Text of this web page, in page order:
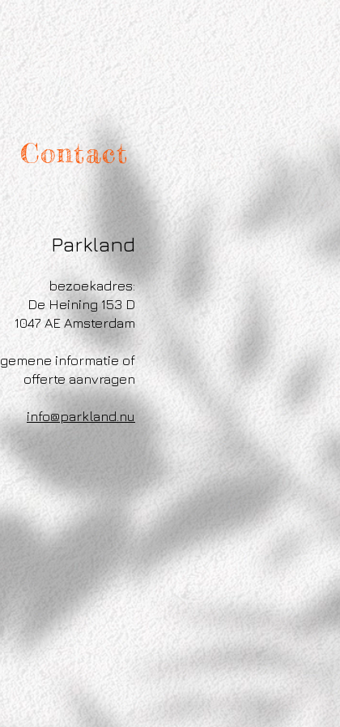
Contact
Parkland
bezoekadres:
​De Heining 153 D
1047 AE Amsterdam
informatie of
offerte aanvragen
info@parkland.nu